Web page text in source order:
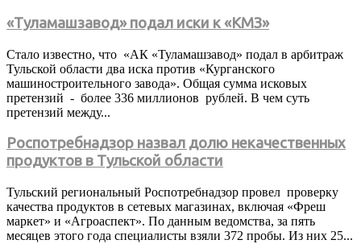
«Туламашзавод» подал иски к «КМЗ»
Стало известно, что «АК «Туламашзавод» подал в арбитраж
Тульской области два иска против «Курганского
машиностроительного завода». Общая сумма исковых
претензий - более 336 миллионов рублей. В чем суть
претензий между...
Роспотребнадзор назвал долю некачественных
продуктов в Тульской области
Тульский региональный Роспотребнадзор провел проверку
качества продуктов в сетевых магазинах, включая «Фреш
маркет» и «Агроаспект». По данным ведомства, за пять
месяцев этого года специалисты взяли 372 пробы. Из них 25...